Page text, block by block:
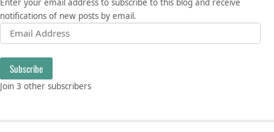
Enter your email address to subscribe to this blog and receive
notifications of new posts by email.
Email Address
Subscribe
Join 3 other subscribers